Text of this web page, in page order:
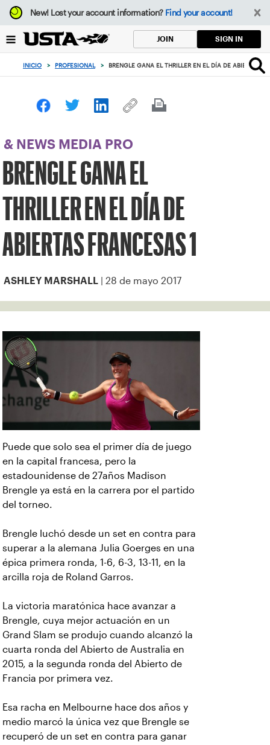
Enfoque
desde
botón
volver
principio
New!Lost your account information? Find your account!
JOIN SIGN IN
INICIO > PROFESIONAL > BRENGLE GANA EL THRILLER EN EL DÍA DE ABIERTAS
& NEWS MEDIA PRO
BRENGLE GANA EL
THRILLER EN EL DÍA DE
ABIERTAS FRANCESAS 1
ASHLEY MARSHALL | 28 de mayo 2017
Puede que solo sea el primer día de juego
en la capital francesa, pero la
estadounidense de 27años Madison
Brengle ya está en la carrera por el partido
del torneo.
Brengle luchó desde un set en contra para
superar a la alemana Julia Goerges en una
épica primera ronda, 1-6, 6-3, 13-11, en la
arcilla roja de Roland Garros.
La victoria maratónica hace avanzar a
Brengle, cuya mejor actuación en un
Grand Slam se produjo cuando alcanzó la
cuarta ronda del Abierto de Australia en
2015, a la segunda ronda del Abierto de
Francia por primera vez.
Esa racha en Melbourne hace dos años y
medio marcó la única vez que Brengle se
recuperó de un set en contra para ganar